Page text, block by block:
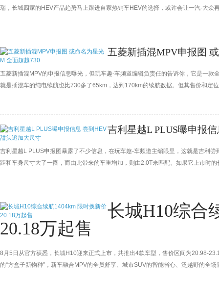
瑞，长城四家的HEV产品趋势马上跟进自家热销车HEV的选择，或许会让一汽-大
五菱新插混MPV申报图
五菱新插混MPV的申报信息曝光，但玩车趣-车频道编辑负责任的告诉你，它是一
就是插混车的纯电续航也比730多了65km，达到170km的续航数据。但其售价和定
吉利星越L PLUS曝申报
吉利星越L PLUS申报图暴露了不少信息，在玩车趣-车频道主编眼里，这就是吉利
距和车身尺寸大了一圈，而由此带来的车重增加，则由2.0T来匹配。如果它上市时
长城H10综合
20.18万起售
8月5日从官方获悉，长城H10迎来正式上市，共推出4款车型，售价区间为20.98-
的“方盒子新物种”，新车融合MPV的全员舒享、城市SUV的智能省心、泛越野的全